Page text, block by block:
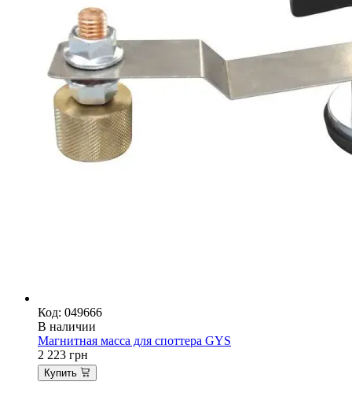
Код: 049666
В наличии
Магнитная масса для споттера GYS
2 223 грн
Купить